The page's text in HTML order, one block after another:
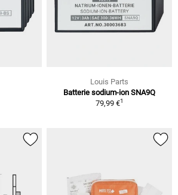
Louis Parts
Batterie sodium-ion SNA9Q
79,99 €1